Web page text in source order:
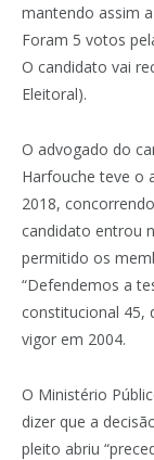
mantendo assim
Foram 5 votos
O candidato vai
Eleitoral).
O advogado do
Harfouche teve o
2018,
candidato entrou
permitido os
“Defendemos a
constitucional 45,
vigor em 2004.
O Ministério
dizer que a
pleito abriu